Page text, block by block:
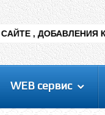
под своим
КОНТЕНТА
WEB сервис